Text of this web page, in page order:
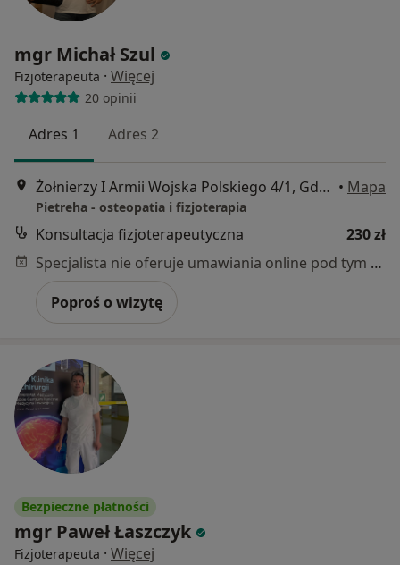
mgr Michał Szul
Fizjoterapeuta · Więcej
20 opinii
Adres 1 Adres 2
Żołnierzy I Armii Wojska Polskiego 4/1, Gdynia • Mapa
Pietreha - osteopatia i fizjoterapia
Konsultacja fizjoterapeutyczna
230 zł
Specjalista nie oferuje umawiania online pod tym adresem.
Poproś o wizytę
Bezpieczne płatności
mgr Paweł Łaszczyk
Fizjoterapeuta · Więcej